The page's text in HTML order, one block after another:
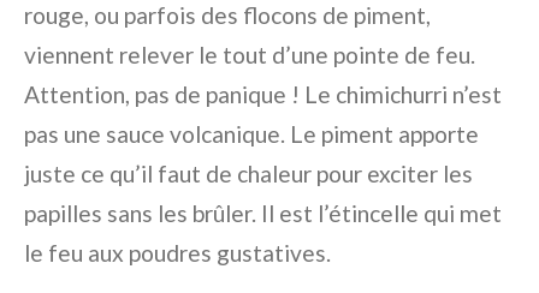
rouge, ou parfois des flocons de piment,
viennent relever le tout d’une pointe de feu.
Attention, pas de panique ! Le chimichurri n’est
pas une sauce volcanique. Le piment apporte
juste ce qu’il faut de chaleur pour exciter les
papilles sans les brûler. Il est l’étincelle qui met
le feu aux poudres gustatives.